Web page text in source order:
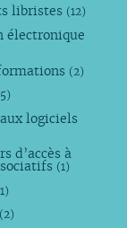
libristes (12)
électronique
(2)
logiciels
d’accès à
(1)
(2)